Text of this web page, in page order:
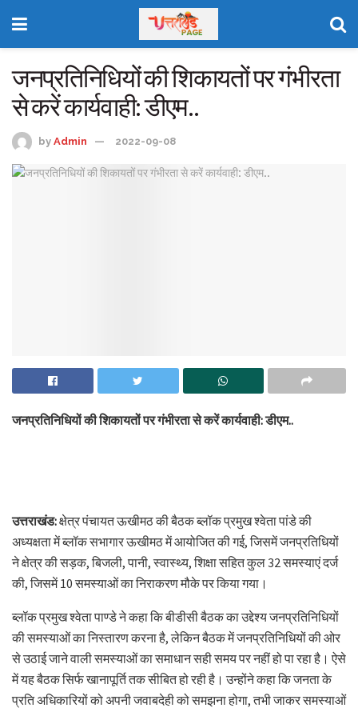
जनप्रतिनिधियों की शिकायतों पर गंभीरता
से करें कार्यवाही: डीएम..
by Admin 2022-09-08
जनप्रतिनिधियों की शिकायतों पर गंभीरता से करें कार्यवाही: डीएम..
उत्तराखंड:क्षेत्र पंचायत ऊखीमठ की बैठक ब्लॉक प्रमुख श्वेता पांडे की
अध्यक्षता में ब्लॉक सभागार ऊखीमठ में आयोजित की गई, जिसमें जनप्रतिधियों
ने क्षेत्र की सड़क, बिजली, पानी, स्वास्थ्य, शिक्षा सहित कुल 32 समस्याएं दर्ज
की, जिसमें 10 समस्याओं का निराकरण मौके पर किया गया।
ब्लॉक प्रमुख श्वेता पाण्डे ने कहा कि बीडीसी बैठक का उद्देश्य जनप्रतिनिधियों
की समस्याओं का निस्तारण करना है, लेकिन बैठक में जनप्रतिनिधियों की ओर
से उठाई जाने वाली समस्याओं का समाधान सही समय पर नहीं हो पा रहा है। ऐसे
में यह बैठक सिर्फ खानापूर्ति तक सीबित हो रही है। उन्होंने कहा कि जनता के
प्रति अधिकारियों को अपनी जवाबदेही को समझना होगा, तभी जाकर समस्याओं